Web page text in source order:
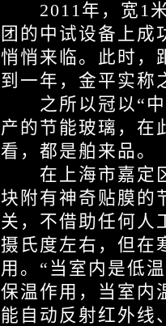
2011年，宽1米
团的中试设备上成
悄悄来临。此时，
到一年，金平实称
之所以冠以“中
产的节能玻璃，在
看，都是舶来品。
在上海市嘉定区
块附有神奇贴膜的
关，不借助任何人
摄氏度左右，但在
用。“当室内是低
保温作用，当室内
能自动反射红外线